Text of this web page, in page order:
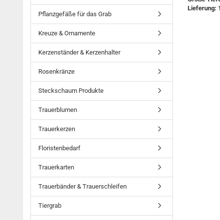
Lieferung:
Pflanzgefäße für das Grab
Kreuze & Ornamente
Kerzenständer & Kerzenhalter
Rosenkränze
Steckschaum Produkte
Trauerblumen
Trauerkerzen
Floristenbedarf
Trauerkarten
Trauerbänder & Trauerschleifen
Tiergrab